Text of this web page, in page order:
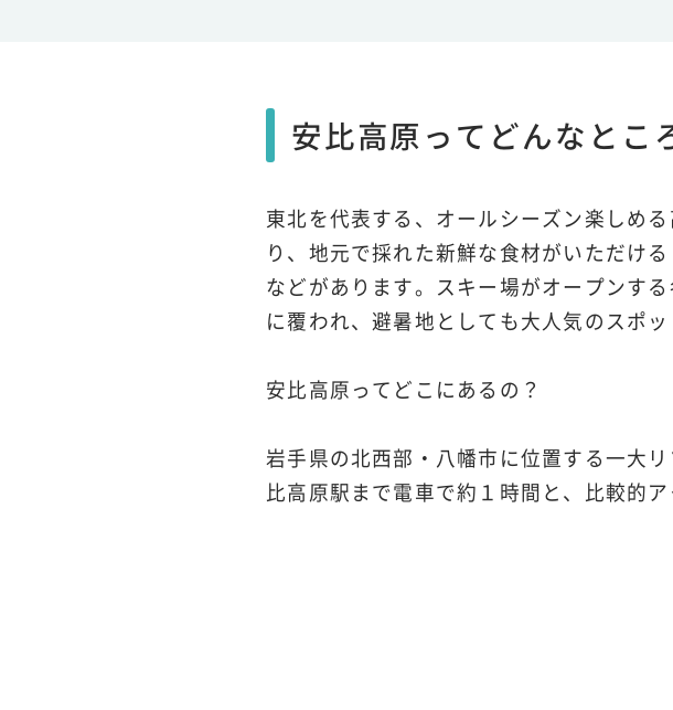
安比高原ってどんなとこ
東北を代表する、オールシーズン楽しめ
り、地元で採れた新鮮な食材がいただけ
などがあります。スキー場がオープンす
に覆われ、避暑地としても大人気のスポッ
安比高原ってどこにあるの？
岩手県の北西部・八幡市に位置する一大
比高原駅まで電車で約１時間と、比較的